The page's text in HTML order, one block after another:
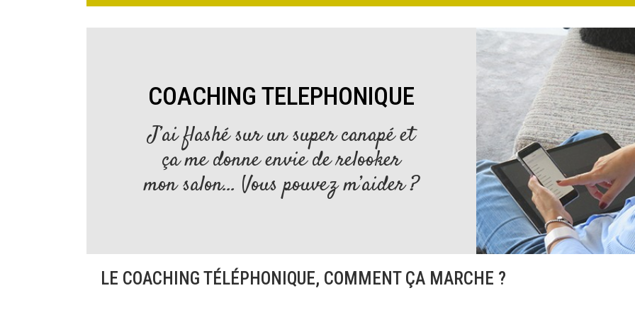
COACHING TELEPHONIQUE
J’ai flashé sur un super canapé et
ça me donne envie de relooker
mon salon… Vous pouvez m’aider ?
LE COACHING TÉLÉPHONIQUE, COMMENT ÇA MARCHE ?